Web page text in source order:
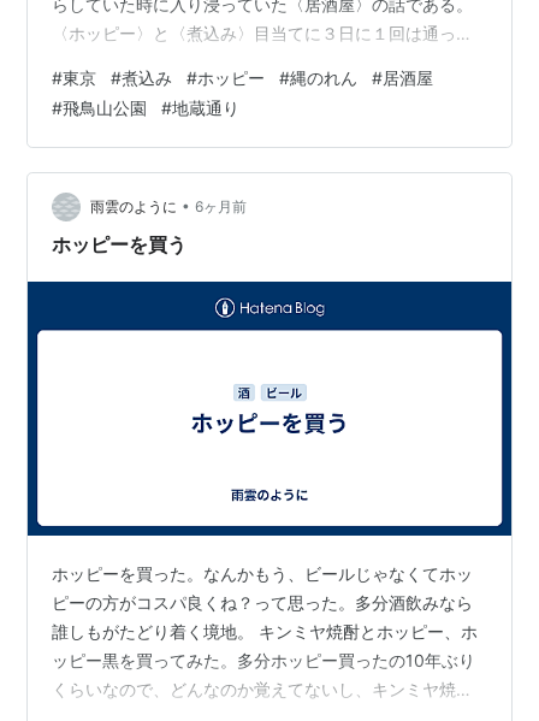
〈ホッピー〉と〈煮込み〉目当てに３日に１回は通った
レモンの薄切りと少しの氷が入っているというもので、
１杯￥280―だった。他の居酒屋でも〈ホッピー〉を呑
んだことがあるのだが、そこのは格別に美味かったの
だ。それから〈煮込み〉だ。牛モツを煮込んだ味噌風味
の小鉢で、常連客は必ず注文するという一品である。
￥250―だった。当時カメラが趣味だった僕は、常連…
#東京 #煮込み #ホッピー #縄のれん #居酒屋
#飛鳥山公園 #地蔵通り
雨雲のように • 6ヶ月前
ホッピーを買う
ホッピーを買った。なんかもう、ビールじゃなくてホッ
ピーの方がコスパ良くね？って思った。多分酒飲みなら
誰しもがたどり着く境地。 キンミヤ焼酎とホッピー、ホ
ッピー黒を買ってみた。多分ホッピー買ったの10年ぶり
くらいなので、どんなのか覚えてないし、キンミヤ焼酎